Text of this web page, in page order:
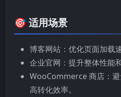
🎯 适用场景
博客网站：优化页面加载
企业官网：提升整体性能
WooCommerce 商店：
高转化效率。